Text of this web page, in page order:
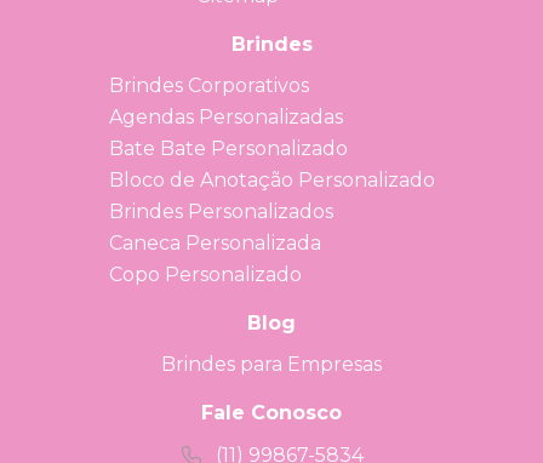
Brindes
Brindes Corporativos
Agendas Personalizadas
Bate Bate Personalizado
Bloco de Anotação Personalizado
Brindes Personalizados
Caneca Personalizada
Copo Personalizado
Blog
Brindes para Empresas
Fale Conosco
(11) 99867-5834